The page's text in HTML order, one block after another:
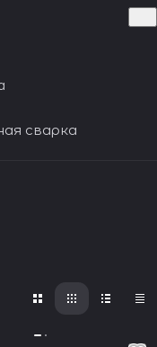
сварка